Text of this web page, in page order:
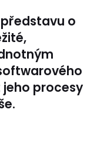
o
procesy